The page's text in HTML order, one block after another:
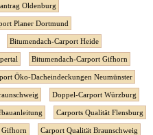
Oldenburg
Planer Dortmund
Bitumendach-Carport Heide
Bitumendach-Carport Gifhorn
Öko-Dacheindeckungen Neumünster
Doppel-Carport Würzburg
Carports Qualität Flensburg
Gifhorn Carport Qualität Braunschweig